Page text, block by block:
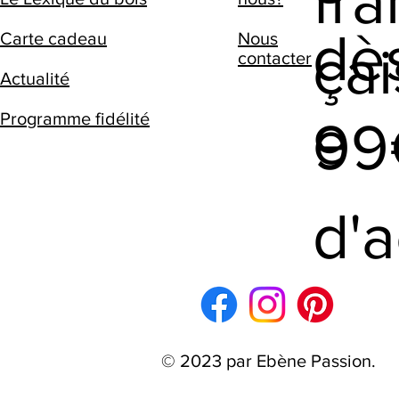
e
© 2023 par Ebène Passion.
Carte cadeau
Actualité
Programme fidélité
Nous
contacter